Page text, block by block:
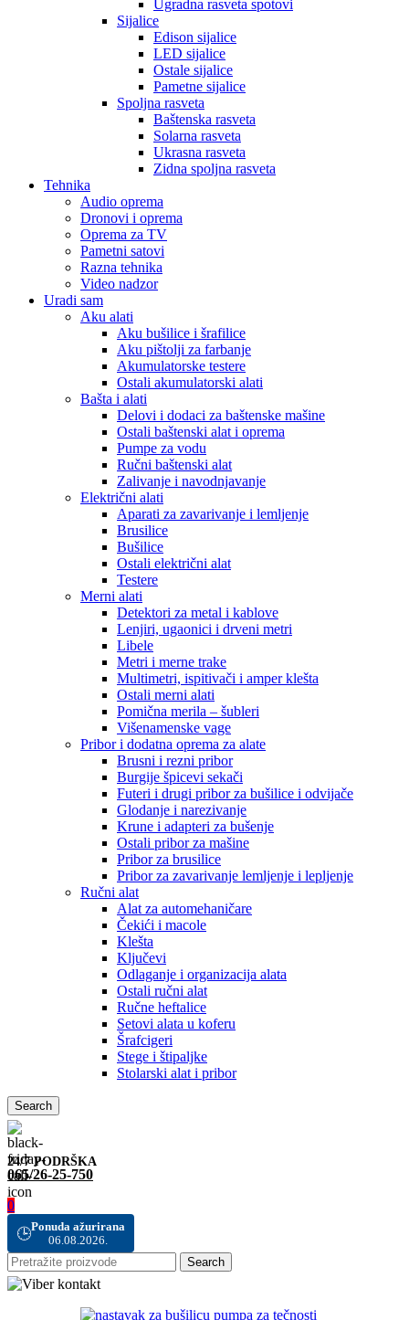
Ugradna rasveta spotovi
Sijalice
Edison sijalice
LED sijalice
Ostale sijalice
Pametne sijalice
Spoljna rasveta
Baštenska rasveta
Solarna rasveta
Ukrasna rasveta
Zidna spoljna rasveta
Tehnika
Audio oprema
Dronovi i oprema
Oprema za TV
Pametni satovi
Razna tehnika
Video nadzor
Uradi sam
Aku alati
Aku bušilice i šrafilice
Aku pištolji za farbanje
Akumulatorske testere
Ostali akumulatorski alati
Bašta i alati
Delovi i dodaci za baštenske mašine
Ostali baštenski alat i oprema
Pumpe za vodu
Ručni baštenski alat
Zalivanje i navodnjavanje
Električni alati
Aparati za zavarivanje i lemljenje
Brusilice
Bušilice
Ostali električni alat
Testere
Merni alati
Detektori za metal i kablove
Lenjiri, ugaonici i drveni metri
Libele
Metri i merne trake
Multimetri, ispitivači i amper klešta
Ostali merni alati
Pomična merila – šubleri
Višenamenske vage
Pribor i dodatna oprema za alate
Brusni i rezni pribor
Burgije špicevi sekači
Futeri i drugi pribor za bušilice i odvijače
Glodanje i narezivanje
Krune i adapteri za bušenje
Ostali pribor za mašine
Pribor za brusilice
Pribor za zavarivanje lemljenje i lepljenje
Ručni alat
Alat za automehaničare
Čekići i macole
Klešta
Ključevi
Odlaganje i organizacija alata
Ostali ručni alat
Ručne heftalice
Setovi alata u koferu
Šrafcigeri
Stege i štipaljke
Stolarski alat i pribor
Search
24/7 PODRŠKA
065/26-25-750
0
🕒Ponuda ažurirana
06.08.2026.
Search